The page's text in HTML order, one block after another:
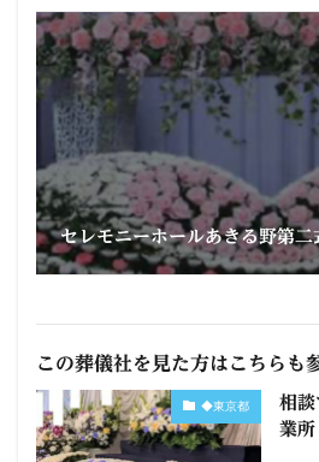
セレモニーホールあきる野第二
この葬儀社を見た方はこちらも
◆東京都
相
業所